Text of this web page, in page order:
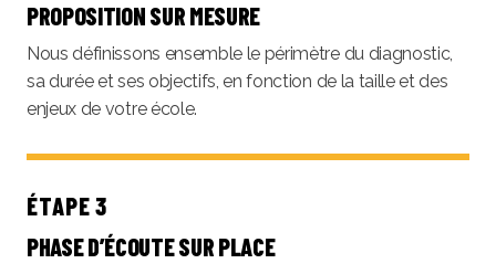
PROPOSITION SUR MESURE
Nous définissons ensemble le périmètre du diagnostic,
sa durée et ses objectifs, en fonction de la taille et des
enjeux de votre école.
ÉTAPE 3
PHASE D’ÉCOUTE SUR PLACE